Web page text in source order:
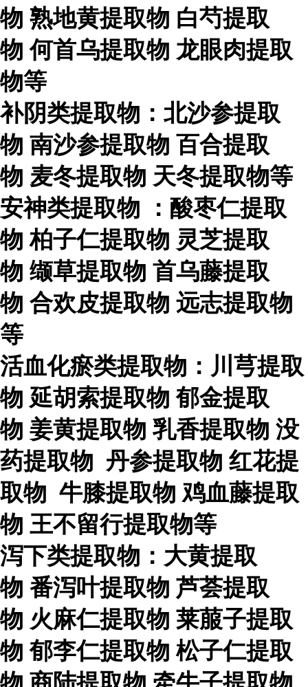
物 熟地黄提取物 白芍提取
物 何首乌提取物 龙眼肉提取
物等
补阴类提取物：北沙参提取
物 南沙参提取物 百合提取
物 麦冬提取物 天冬提取物等
安神类提取物
：酸枣仁提取
物 柏子仁提取物 灵芝提取
物 缬草提取物 首乌藤提取
物 合欢皮提取物 远志提取物
等
活血化瘀类提取物：川芎提取
物 延胡索提取物 郁金提取
物 姜黄提取物 乳香提取物 没
药提取物 丹参提取物 红花提
取物 牛膝提取物 鸡血藤提取
物 王不留行提取物等
泻下类提取物：大黄提取
物 番泻叶提取物 芦荟提取
物 火麻仁提取物 莱菔子提取
物 郁李仁提取物 松子仁提取